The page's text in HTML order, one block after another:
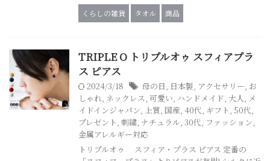
くらしの雑貨 タオル 商品
TRIPLE O トリプルオゥ スフィアプラ
ス ピアス
2024/3/18 母の日, 日本製, アクセサリー, お
しゃれ, ネックレス, 可愛い, ハンドメイド, 大人, メ
イドインジャパン, 上質, 国産, 40代, ギフト, 50代,
プレゼント, 刺繍, ナチュラル, 30代, ファッション,
金属アレルギー対応
トリプルオゥ スフィア・プラス ピアス 定番の